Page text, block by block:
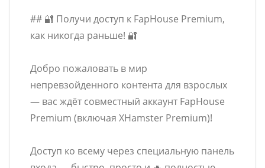
## 🔐 Получи доступ к FapHouse Premium,
как никогда раньше! 🔐
Добро пожаловать в мир
непревзойденного контента для взрослых
— вас ждёт совместный аккаунт FapHouse
Premium (включая XHamster Premium)!
Доступ ко всему через специальную панель